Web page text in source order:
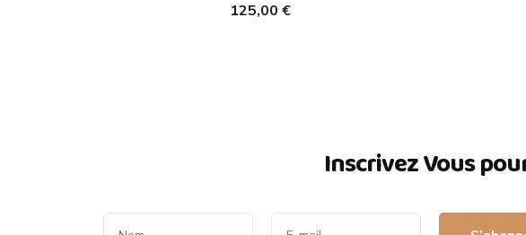
125,00 €
Inscrivez Vous